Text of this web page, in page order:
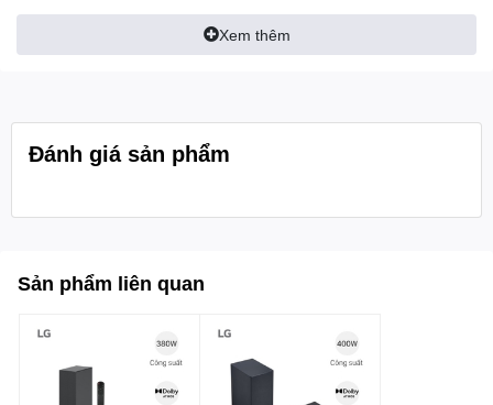
- Công nghệ DTS Virtual:X mang đến hiệu ứng âm thanh
và chân thật nhất đến người dùng.
Xem thêm
Đánh giá sản phẩm
Sản phẩm liên quan